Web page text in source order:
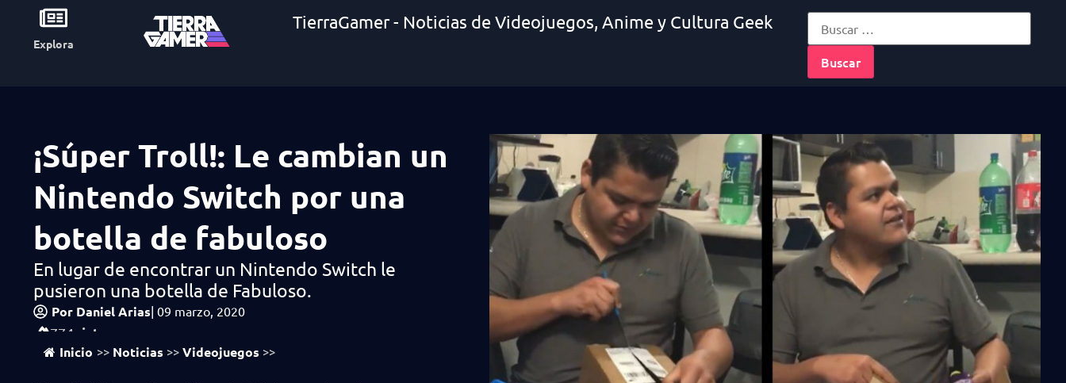
Explora
TierraGamer - Noticias de Videojuegos, Anime y Cultura Geek
¡Súper Troll!: Le cambian un
Nintendo Switch por una
botella de fabuloso
En lugar de encontrar un Nintendo Switch le
pusieron una botella de Fabuloso.
Por Daniel Arias| 09 marzo, 2020
774 vistas
Inicio >> Noticias >> Videojuegos >>